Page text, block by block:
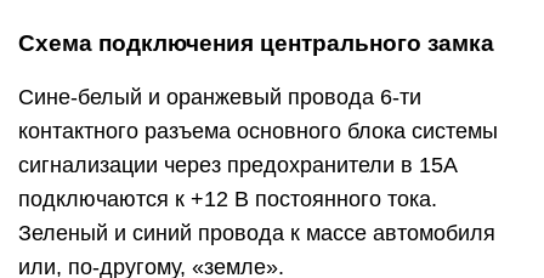
Схема подключения центрального замка
Сине-белый и оранжевый провода 6-ти
контактного разъема основного блока системы
сигнализации через предохранители в 15А
подключаются к +12 В постоянного тока.
Зеленый и синий провода к массе автомобиля
или, по-другому, «земле».